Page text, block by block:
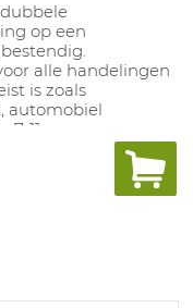
op een
alle handelingen
is zoals
automobiel
11.